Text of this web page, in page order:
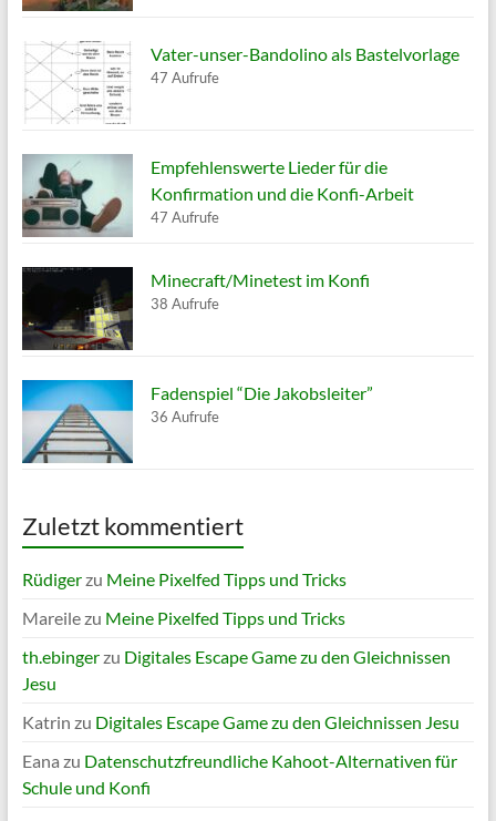
Vater-unser-Bandolino als Bastelvorlage
47 Aufrufe
Empfehlenswerte Lieder für die
Konfirmation und die Konfi-Arbeit
47 Aufrufe
Minecraft/Minetest im Konfi
38 Aufrufe
Fadenspiel “Die Jakobsleiter”
36 Aufrufe
Zuletzt kommentiert
Rüdigerzu Meine Pixelfed Tipps und Tricks
Mareilezu Meine Pixelfed Tipps und Tricks
th.ebingerzu Digitales Escape Game zu den Gleichnissen
Jesu
Katrin zu Digitales Escape Game zu den Gleichnissen Jesu
Eana zu Datenschutzfreundliche Kahoot-Alternativen für
Schule und Konfi